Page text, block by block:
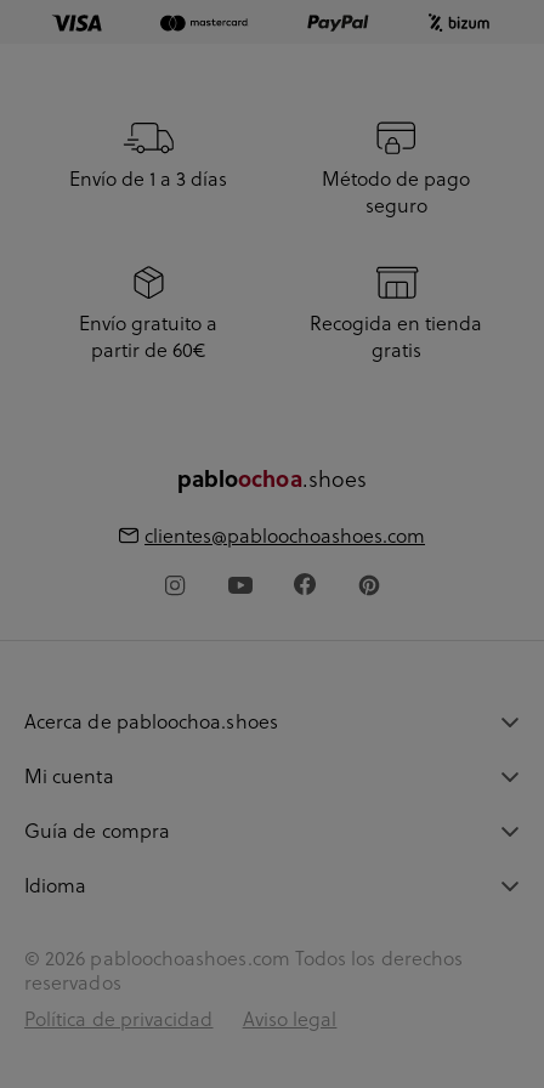
Envío de 1 a 3 días
Método de pago
seguro
Envío gratuito a
partir de 60€
Recogida en tienda
gratis
pabloochoa.shoes
clientes@pabloochoashoes.com
Acerca de pabloochoa.shoes
Mi cuenta
Guía de compra
Idioma
© 2026 pabloochoashoes.com Todos los derechos
reservados
Política de privacidad
Aviso legal